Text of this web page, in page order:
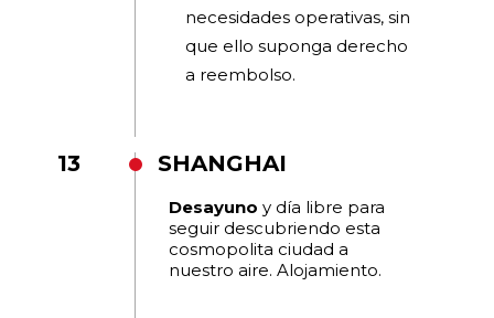
necesidades operativas, sin
que ello suponga derecho
a reembolso.
13 SHANGHAI
Desayuno y día libre para
seguir descubriendo esta
cosmopolita ciudad a
nuestro aire. Alojamiento.